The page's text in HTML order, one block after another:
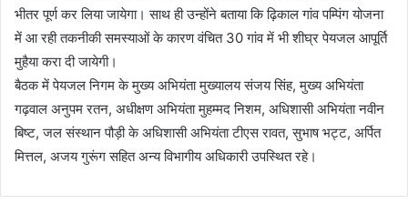
भीतर पूर्ण कर लिया जायेगा। साथ ही उन्होंने बताया कि ढ़िकाल गांव पम्पिंग योजना
में आ रही तकनीकी समस्याओं के कारण वंचित 30 गांव में भी शीघ्र पेयजल आपूर्ति
मुहैया करा दी जायेगी।
बैठक में पेयजल निगम के मुख्य अभियंता मुख्यालय संजय सिंह, मुख्य अभियंता
गढ़वाल अनुपम रतन, अधीक्षण अभियंता मुहम्मद निशम, अधिशासी अभियंता नवीन
बिष्ट, जल संस्थान पौड़ी के अधिशासी अभियंता टीएस रावत, सुभाष भट्ट, अर्पित
मित्तल, अजय गुरूंग सहित अन्य विभागीय अधिकारी उपस्थित रहे।